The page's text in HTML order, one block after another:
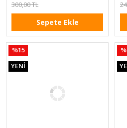
300,00 TL
Sepete Ekle
%15
YENİ